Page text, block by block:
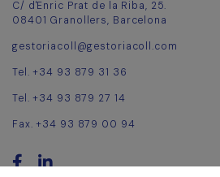
C/ d'Enric Prat de la Riba, 25.
08401 Granollers, Barcelona
gestoriacoll@gestoriacoll.com
Tel. +34 93 879 31 36
Tel. +34 93 879 27 14
Fax. +34 93 879 00 94